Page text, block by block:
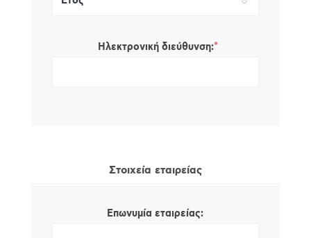
Ηλεκτρονική διεύθυνση:*
Στοιχεία εταιρείας
Επωνυμία εταιρείας: